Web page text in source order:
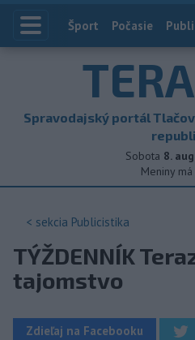
Index
Šport Počasie
Spravodajský portál
Sobota 8.
Meniny má
< sekcia Publicistika
TÝŽDENNÍK
tajomstvo
Zdieľaj na Facebooku